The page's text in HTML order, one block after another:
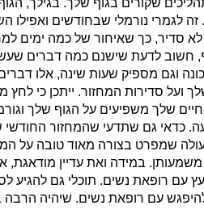
לגמרי נורמלי שבחודשים ואפילו
סדיר, כך שאיחור של כמה ימים
חשוב לדעת שישנם כמה דברים
וגם מספיק שעות שינה, אלו
סדירות המחזור. ייתכן כי לחץ
שלך משפיעים על הגוף שלך
כדאי גם שתדעי שהמחזור
שמפרט בצורה מאוד טובה על
במידה ואת עדיין מודאגת,
עם רופאת נשים. תוכלי גם להגיע
להיפגש עם רופאת נשים. שיהיה